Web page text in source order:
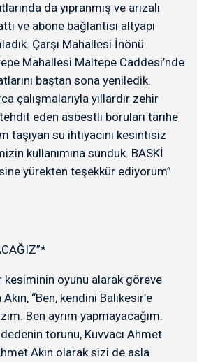
da yıpranmış ve arızalı
ve abone bağlantısı altyapı
Çarşı Mahallesi İnönü
Mahallesi Maltepe Caddesi’nde
baştan sona yeniledik.
çalışmalarıyla yıllardır zehir
tehdit eden asbestli boruları tarihe
taşıyan su ihtiyacını kesintisiz
kullanımına sunduk. BASKİ
yürekten teşekkür ediyorum”
kesiminin oyunu alarak göreve
“Ben, kendini Balıkesir’e
Ben ayrım yapmayacağım.
torunu, Kuvvacı Ahmet
Akın olarak sizi de asla